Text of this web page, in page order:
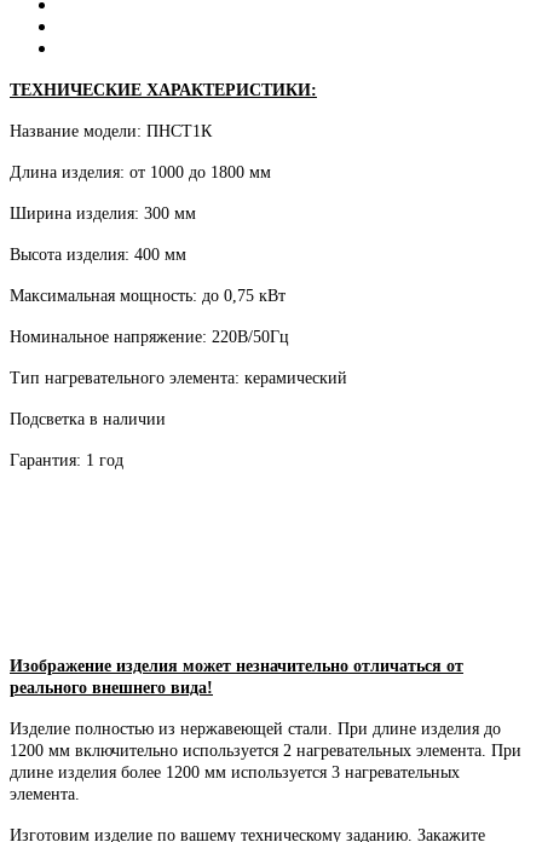
ТЕХНИЧЕСКИЕ ХАРАКТЕРИСТИКИ:
Название модели: ПНСТ1К
Длина изделия: от 1000 до 1800 мм
Ширина изделия: 300 мм
Высота изделия: 400 мм
Максимальная мощность: до 0,75 кВт
Номинальное напряжение: 220В/50Гц
Тип нагревательного элемента: керамический
Подсветка в наличии
Гарантия: 1 год
Изображение изделия может незначительно отличаться от
реального внешнего вида!
Изделие полностью из нержавеющей стали. При длине изделия до
1200 мм включительно используется 2 нагревательных элемента. При
длине изделия более 1200 мм используется 3 нагревательных
элемента.
Изготовим изделие по вашему техническому заданию. Закажите